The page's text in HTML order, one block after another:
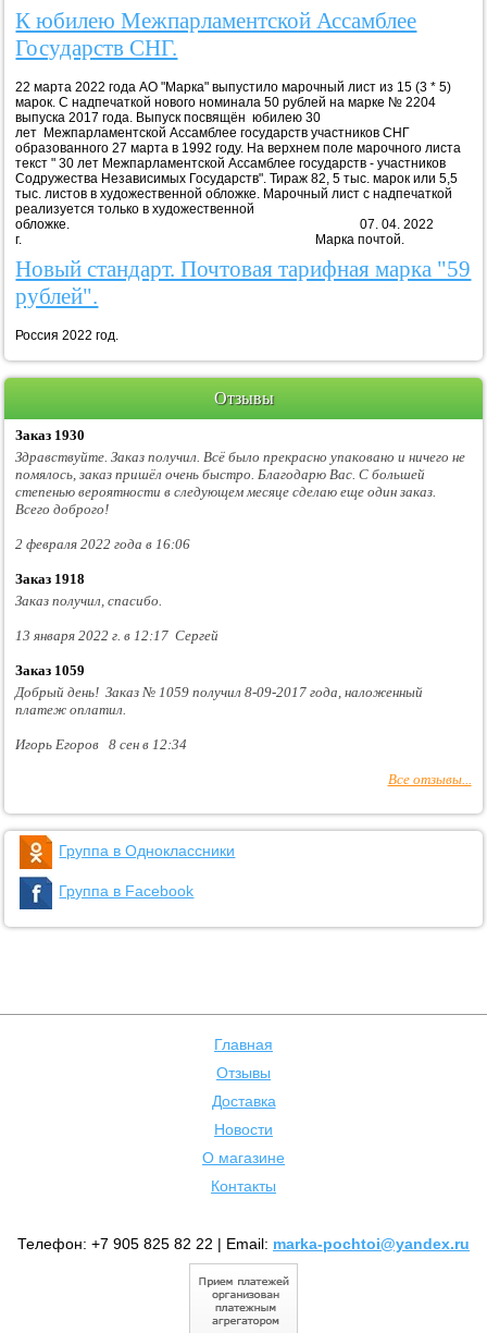
К юбилею Межпарламентской Ассамблее
Государств СНГ.
22 марта 2022 года АО "Марка" выпустило марочный лист из 15 (3 * 5)
марок. С надпечаткой нового номинала 50 рублей на марке № 2204
выпуска 2017 года. Выпуск посвящён юбилею 30
лет Межпарламентской Ассамблее государств участников СНГ
образованного 27 марта в 1992 году. На верхнем поле марочного листа
текст " 30 лет Межпарламентской Ассамблее государств - участников
Содружества Независимых Государств". Тираж 82, 5 тыс. марок или 5,5
тыс. листов в художественной обложке. Марочный лист с надпечаткой
реализуется только в художественной
обложке. 07. 04. 2022
г. Марка почтой.
Новый стандарт. Почтовая тарифная марка "59
рублей".
Россия 2022 год.
Отзывы
Заказ 1930
Здравствуйте. Заказ получил. Всё было прекрасно упаковано и ничего не
помялось, заказ пришёл очень быстро. Благодарю Вас. С большей
степенью вероятности в следующем месяце сделаю еще один заказ.
Всего доброго!
2 февраля 2022 года в 16:06
Заказ 1918
Заказ получил, спасибо.
13 января 2022 г. в 12:17 Сергей
Заказ 1059
Добрый день! Заказ № 1059 получил 8-09-2017 года, наложенный
платеж оплатил.
Игорь Егоров 8 сен в 12:34
Все отзывы...
Группа в Одноклассники
Группа в Facebook
Главная
Отзывы
Доставка
Новости
О магазине
Контакты
Телефон: +7 905 825 82 22 | Email: marka-pochtoi@yandex.ru